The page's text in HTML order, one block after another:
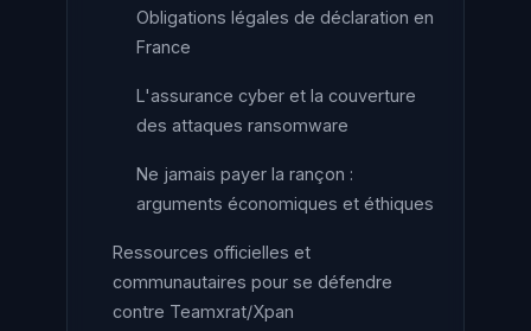
Obligations légales de déclaration en
France
L'assurance cyber et la couverture
des attaques ransomware
Ne jamais payer la rançon :
arguments économiques et éthiques
Ressources officielles et
communautaires pour se défendre
contre Teamxrat/Xpan